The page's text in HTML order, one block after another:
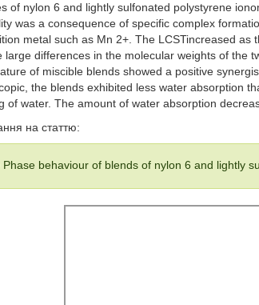
of nylon 6 and lightly sulfonated polystyrene
was a consequence of specific complex
metal such as Mn 2+. The LCSTincreased
large differences in the molecular weights of the
of miscible blends showed a positive
the blends exhibited less water absorption
of water. The amount of water absorption
на статтю:
Phase behaviour of blends of nylon 6 and lightly